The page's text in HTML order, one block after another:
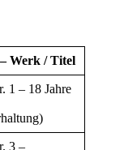
Werk / Titel
1 – 18 Jahre
3 –